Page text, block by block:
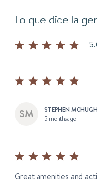
Lo que dice la
STEPHEN MCHUGH
5 months ago
Great amenities and